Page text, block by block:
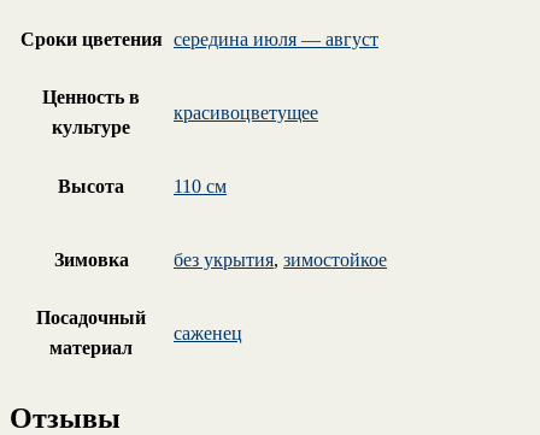
Сроки цветения середина июля — август
Ценность в
культуре
красивоцветущее
Высота 110 см
Зимовка без укрытия, зимостойкое
Посадочный
материал
саженец
Отзывы